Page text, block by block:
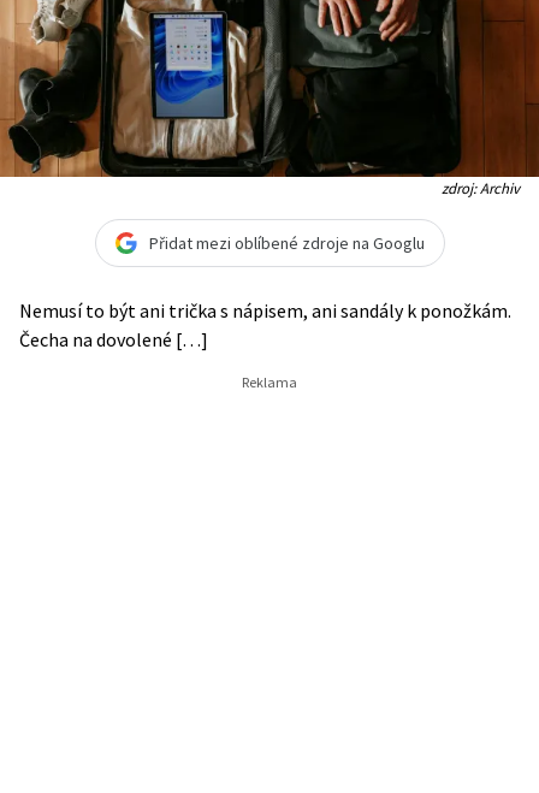
zdroj: Archiv
Přidat mezi oblíbené zdroje na Googlu
Nemusí to být ani trička s nápisem, ani sandály k ponožkám.
Čecha na dovolené […]